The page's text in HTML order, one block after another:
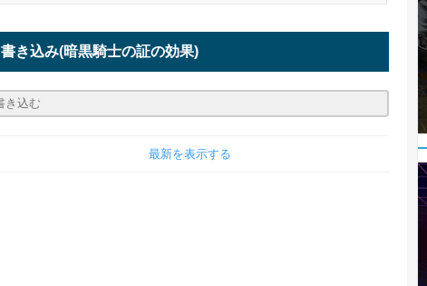
書き込み(暗黒騎士の証の効果)
最新を表示する